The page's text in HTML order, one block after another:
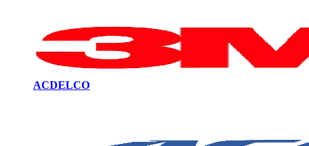
ACDELCO